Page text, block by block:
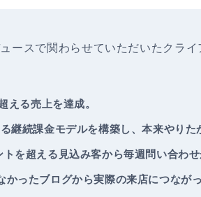
ースで関わらせていただいたクラ
る売上を達成。
継続課金モデルを構築し、本来やりた
を超える見込み客から毎週問い合わ
ったブログから実際の来店につながっ